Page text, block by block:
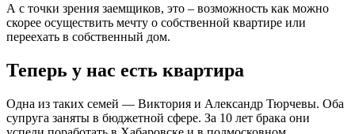
А с точки зрения заемщиков, это – возможность как можно
скорее осуществить мечту о собственной квартире или
переехать в собственный дом.
Теперь у нас есть квартира
Одна из таких семей — Виктория и Александр Тюрчевы. Оба
супруга заняты в бюджетной сфере. За 10 лет брака они